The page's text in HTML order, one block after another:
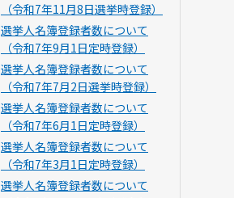
（令和7年11月8日選挙時登録）
選挙人名簿登録者数について
（令和7年9月1日定時登録）
選挙人名簿登録者数について
（令和7年7月2日選挙時登録）
選挙人名簿登録者数について
（令和7年6月1日定時登録）
選挙人名簿登録者数について
（令和7年3月1日定時登録）
選挙人名簿登録者数について